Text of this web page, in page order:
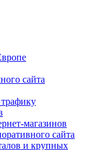
сайта
магазинов
сайта
и крупных